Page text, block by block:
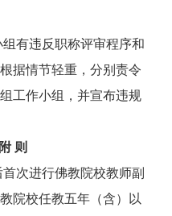
有违反职称评审程序和
据情节轻重，分别责令
工作小组，并宣布违规
则
次进行佛教院校教师副
院校任教五年（含）以